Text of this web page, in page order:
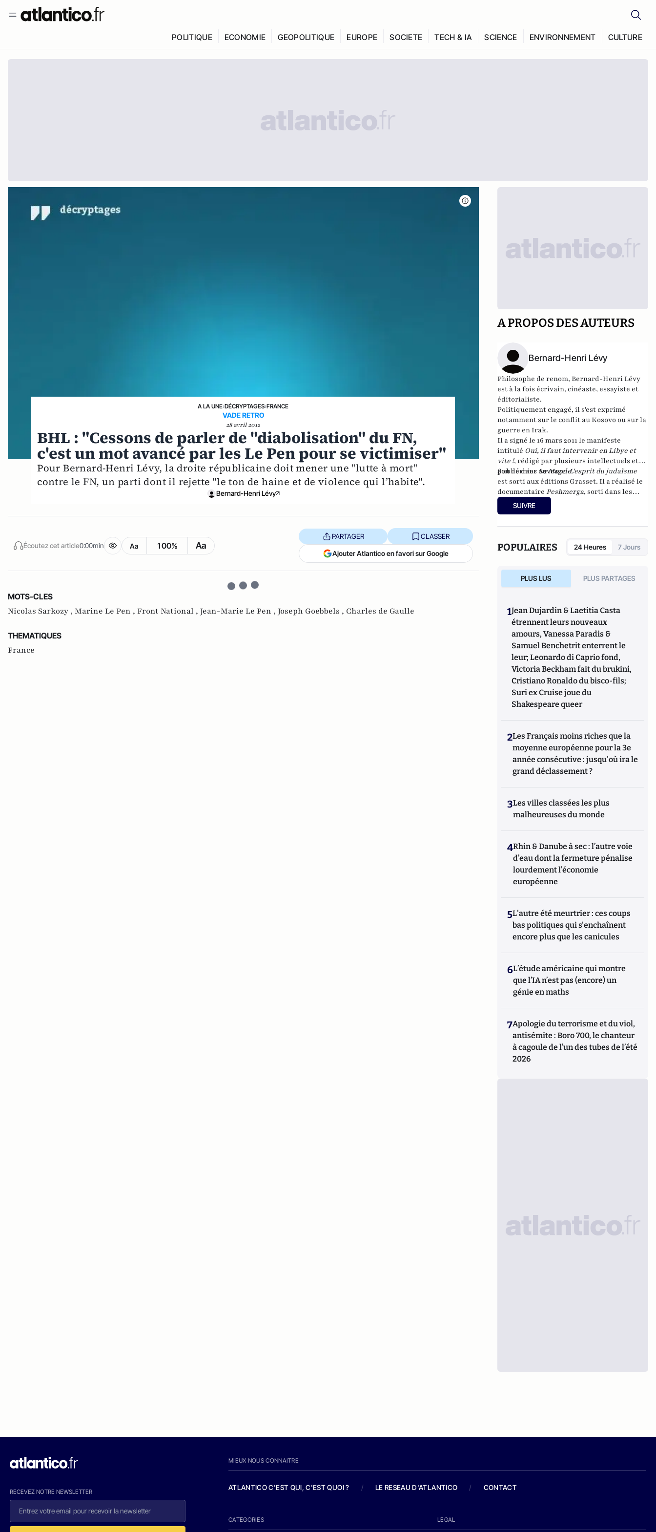
POLITIQUE ECONOMIE GEOPOLITIQUE EUROPE SOCIETE TECH & IA SCIENCE ENVIRONNEMENT CULTURE
A LA UNE›DÉCRYPTAGES›FRANCE
VADE RETRO
28 avril 2012
BHL : "Cessons de parler de "diabolisation" du FN,
c'est un mot avancé par les Le Pen pour se victimiser"
Pour Bernard-Henri Lévy, la droite républicaine doit mener une "lutte à mort"
contre le FN, un parti dont il rejette "le ton de haine et de violence qui l’habite".
Bernard-Henri Lévy
Écoutez cet article0:00min Aa 100% Aa
PARTAGER CLASSER
Ajouter Atlantico en favori sur Google
MOTS-CLES
Nicolas Sarkozy , Marine Le Pen , Front National , Jean-Marie Le Pen , Joseph Goebbels , Charles de Gaulle
THEMATIQUES
France
A PROPOS DES AUTEURS
Bernard-Henri Lévy
Philosophe de renom, Bernard-Henri Lévy
est à la fois écrivain, cinéaste, essayiste et
éditorialiste.
Politiquement engagé, il s'est exprimé
notamment sur le conflit au Kosovo ou sur la
guerre en Irak.
Il a signé le 16 mars 2011 le manifeste
intitulé Oui, il faut intervenir en Libye et
vite !, rédigé par plusieurs intellectuels et
publié dans Le Monde.
Son dernier ouvrage,L'esprit du judaïsme
est sorti aux éditions Grasset. Il a réalisé le
documentaire Peshmerga, sorti dans les
salles en mai 2016.
SUIVRE
POPULAIRES 24 Heures 7 Jours
PLUS LUS PLUS PARTAGES
1Jean Dujardin & Laetitia Casta
étrennent leurs nouveaux
amours, Vanessa Paradis &
Samuel Benchetrit enterrent le
leur; Leonardo di Caprio fond,
Victoria Beckham fait du brukini,
Cristiano Ronaldo du bisco-fils;
Suri ex Cruise joue du
Shakespeare queer
2Les Français moins riches que la
moyenne européenne pour la 3e
année consécutive : jusqu'où ira le
grand déclassement ?
3Les villes classées les plus
malheureuses du monde
4Rhin & Danube à sec : l’autre voie
d’eau dont la fermeture pénalise
lourdement l’économie
européenne
5L'autre été meurtrier : ces coups
bas politiques qui s'enchaînent
encore plus que les canicules
6L’étude américaine qui montre
que l’IA n’est pas (encore) un
génie en maths
7Apologie du terrorisme et du viol,
antisémite : Boro 700, le chanteur
à cagoule de l’un des tubes de l’été
2026
RECEVEZ NOTRE NEWSLETTER
MIEUX NOUS CONNAITRE
ATLANTICO C'EST QUI, C'EST QUOI ? / LE RESEAU D'ATLANTICO / CONTACT
CATEGORIES LEGAL